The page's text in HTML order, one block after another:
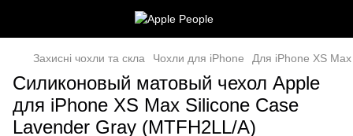
Захисні чохли та скла Чохли для iPhone Для iPhone XS Max
Силиконовый матовый чехол Apple
для iPhone XS Max Silicone Case
Lavender Gray (MTFH2LL/A)